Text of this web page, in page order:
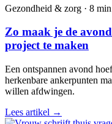
Gezondheid & zorg · 8 min
Zo maak je de
project te maken
Een ontspannen avond
herkenbare ankerpunten
willen afdwingen.
Lees artikel →